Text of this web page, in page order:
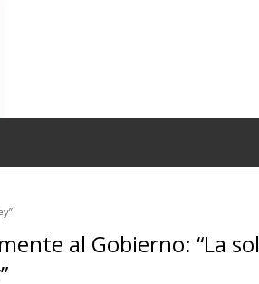
al Gobierno: “La